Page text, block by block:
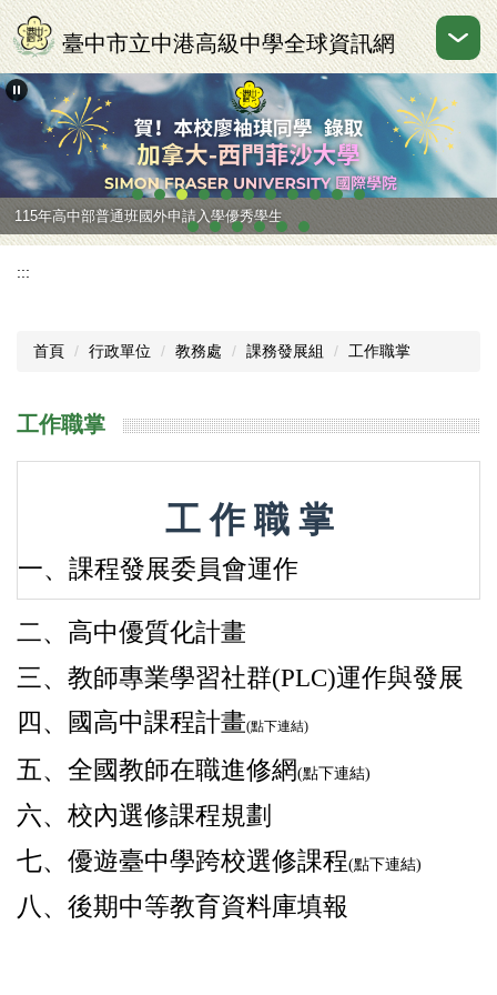
跳
到
主
要
區
臺中市立中港高級中學全球資訊網
115年高中部普通班國外申請入學優秀學生
:::
首頁 行政單位 教務處 課務發展組 工作職掌
工作職掌
工 作 職 掌
一、課程發展委員會運作
二、高中優質化計畫
三、 教師專業學習社群(PLC)運作與發展
四、
國高中課程計畫(點下連結)
五、 全國教師在職進修網(點下連結)
六、校內選修課程規劃
七、 優遊臺中學跨校選修課程(點下連結)
八、後期中等教育資料庫填報